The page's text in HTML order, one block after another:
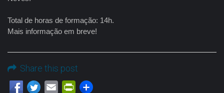
Total de horas de formação: 14h.
Mais informação em breve!
Share this post
Email PrintFriendly